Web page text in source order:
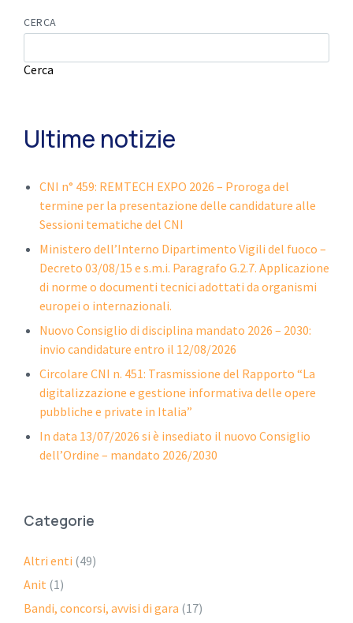
CERCA
Cerca
Ultime notizie
CNI n° 459: REMTECH EXPO 2026 – Proroga del
termine per la presentazione delle candidature alle
Sessioni tematiche del CNI
Ministero dell’Interno Dipartimento Vigili del fuoco –
Decreto 03/08/15 e s.m.i. Paragrafo G.2.7. Applicazione
di norme o documenti tecnici adottati da organismi
europei o internazionali.
Nuovo Consiglio di disciplina mandato 2026 – 2030:
invio candidature entro il 12/08/2026
Circolare CNI n. 451: Trasmissione del Rapporto “La
digitalizzazione e gestione informativa delle opere
pubbliche e private in Italia”
In data 13/07/2026 si è insediato il nuovo Consiglio
dell’Ordine – mandato 2026/2030
Categorie
Altri enti (49)
Anit (1)
Bandi, concorsi, avvisi di gara (17)